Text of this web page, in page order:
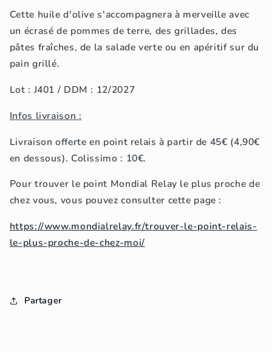
Cette huile d'olive s'accompagnera à merveille avec
un écrasé de pommes de terre, des grillades, des
pâtes fraîches, de la salade verte ou en apéritif sur du
pain grillé.
Lot : J401 / DDM : 12/2027
Infos livraison :
Livraison offerte en point relais à partir de 45€ (4,90€
en dessous). Colissimo : 10€.
Pour trouver le point Mondial Relay le plus proche de
chez vous, vous pouvez consulter cette page :
https://www.mondialrelay.fr/trouver-le-point-relais-
le-plus-proche-de-chez-moi/
Partager